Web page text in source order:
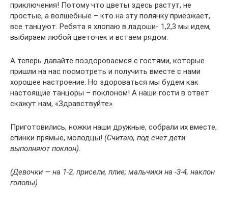
приключения! Потому что цветы здесь растут, не
простые, а волшебные – кто на эту полянку приезжает,
все танцуют. Ребята я хлопаю в ладоши- 1,2,3 мы идем,
выбираем любой цветочек и встаем рядом.
А теперь давайте поздороваемся с гостями, которые
пришли на нас посмотреть и получить вместе с нами
хорошее настроение. Но здороваться мы будем как
настоящие танцоры – поклоном! А наши гости в ответ
скажут нам, «Здравствуйте».
Приготовились, ножки наши дружные, собрали их вместе,
спинки прямые, молодцы! (Считаю, под счет дети
выполняют поклон).
(Девочки — на 1-2, присели, плие; мальчики на -3-4, наклон
головы)